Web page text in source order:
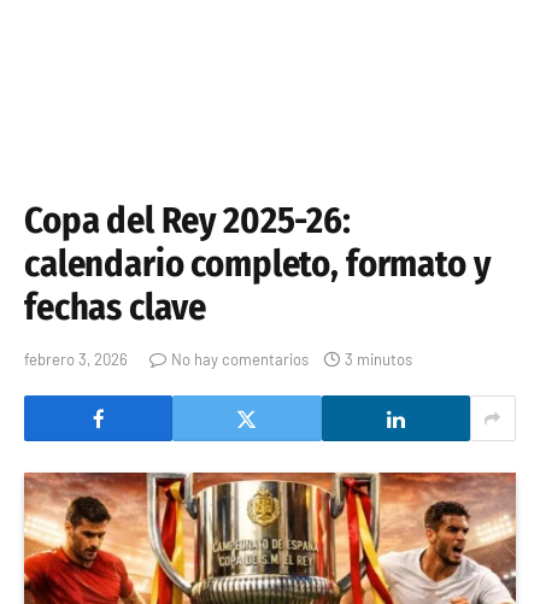
Copa del Rey 2025-26:
calendario completo, formato y
fechas clave
febrero 3, 2026 No hay comentarios 3 minutos